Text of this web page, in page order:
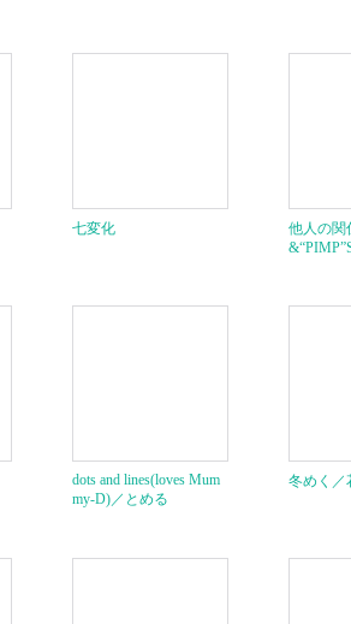
七変化
他人の関
dots and lines(loves Mum
my-D)／とめる
冬めく／